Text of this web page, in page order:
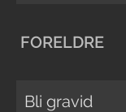
FORELDRE
Bli gravid